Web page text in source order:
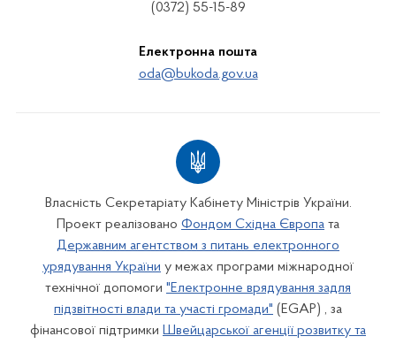
(0372) 55-15-89
Електронна пошта
oda@bukoda.gov.ua
Власність Секретаріату Кабінету Міністрів України.
Проект реалізовано Фондом Східна Європа та
Державним агентством з питань електронного
урядування України у межах програми міжнародної
технічної допомоги "Електронне врядування задля
підзвітності влади та участі громади" (EGAP) , за
фінансової підтримки Швейцарської агенції розвитку та